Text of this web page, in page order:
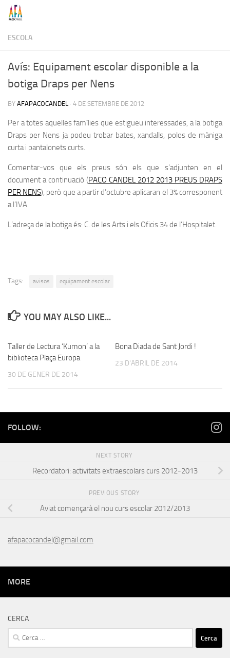
Skip to content
ESCOLA
Avís: Equipament escolar disponible a la
botiga Draps per Nens
BY AFAPACOCANDEL · 4 DE SETEMBRE DE 2012
Per a totes aquelles famílies que estigueu interessades, a la botiga
Draps per Nens ja podeu trobar bates, xandalls, polos de màniga
curta i pantalonets curts.
Comentar-vos que els preus són els que s’adjunten en el
document a continuació (PACO CANDEL 2012 2013 PREUS DRAPS
PER NENS), però que a partir d’octubre aplicaran el 3% corresponent
a l’IVA.
L’adreça de la botiga és: C. de les Arts i els Oficis 34 de l’Hospitalet.
Tags: avisos equipament escolar
YOU MAY ALSO LIKE...
Taller de Lectura ‘Kumon’ a la
biblioteca Plaça Europa
30 DE GENER DE 2014
Bona Diada de Sant Jordi !
23 D'ABRIL DE 2014
FOLLOW:
NEXT STORY
Recordatori: activitats extraescolars curs 2012-2013
PREVIOUS STORY
Aviat començarà el nou curs escolar 2012/2013
afapacocandel@gmail.com
MORE
CERCA
Cerca: